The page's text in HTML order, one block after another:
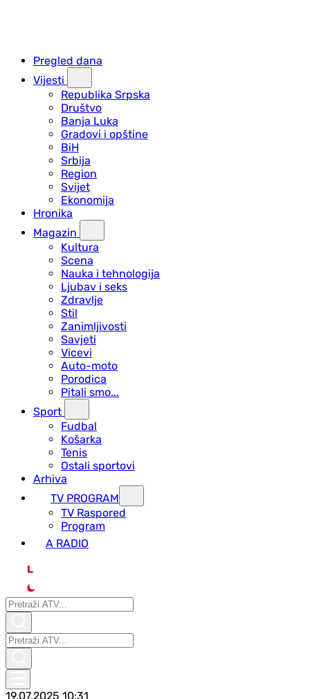
Pregled dana
Vijesti
Republika Srpska
Društvo
Banja Luka
Gradovi i opštine
BiH
Srbija
Region
Svijet
Ekonomija
Hronika
Magazin
Kultura
Scena
Nauka i tehnologija
Ljubav i seks
Zdravlje
Stil
Zanimljivosti
Savjeti
Vicevi
Auto-moto
Porodica
Pitali smo...
Sport
Fudbal
Košarka
Tenis
Ostali sportovi
Arhiva
TV PROGRAM
ТV Raspored
Program
A RADIO
L
19.07.2025 10:31